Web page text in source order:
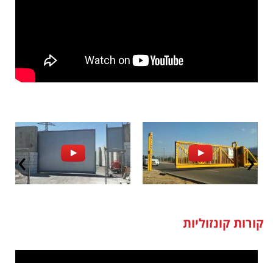
קורות קונזוליות